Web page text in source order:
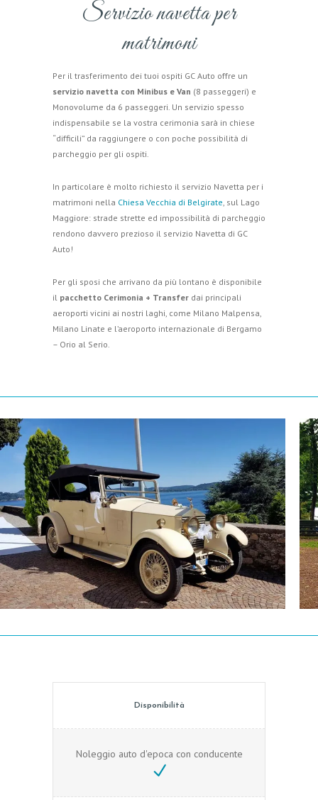
Servizio navetta per
matrimoni
Per il trasferimento dei tuoi ospiti GC Auto offre un
servizio navetta con Minibus e Van (8 passeggeri) e
Monovolume da 6 passeggeri. Un servizio spesso
indispensabile se la vostra cerimonia sarà in chiese
“difficili” da raggiungere o con poche possibilità di
parcheggio per gli ospiti.
In particolare è molto richiesto il servizio Navetta per i
matrimoni nella Chiesa Vecchia di Belgirate , sul Lago
Maggiore: strade strette ed impossibilità di parcheggio
rendono davvero prezioso il servizio Navetta di GC
Auto!
Per gli sposi che arrivano da più lontano è disponibile
il pacchetto Cerimonia + Transfer dai principali
aeroporti vicini ai nostri laghi, come Milano Malpensa,
Milano Linate e l’aeroporto internazionale di Bergamo
– Orio al Serio.
Disponibilità
Noleggio auto d'epoca con conducente